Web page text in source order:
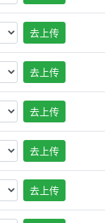
去上传
去上传
去上传
去上传
去上传